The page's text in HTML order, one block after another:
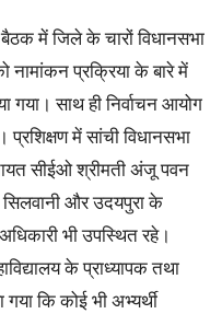
में जिले के चारों विधानसभा
नामांकन प्रक्रिया के बारे में
गया। साथ ही निर्वाचन आयोग
प्रशिक्षण में सांची विधानसभा
सीईओ श्रीमती अंजू पवन
सिलवानी और उदयपुरा के
भी उपस्थित रहे।
के प्राध्यापक तथा
गया कि कोई भी अभ्यर्थी